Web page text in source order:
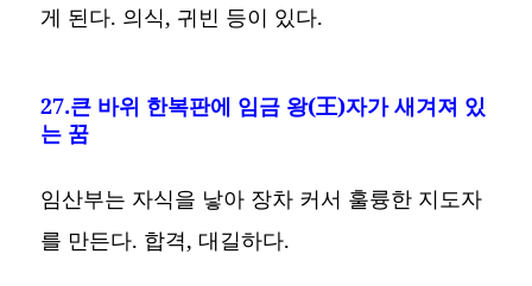
게 된다. 의식, 귀빈 등이 있다.
27.큰 바위 한복판에 임금 왕(王)자가 새겨져 있
는 꿈
임산부는 자식을 낳아 장차 커서 훌륭한 지도자
를 만든다. 합격, 대길하다.